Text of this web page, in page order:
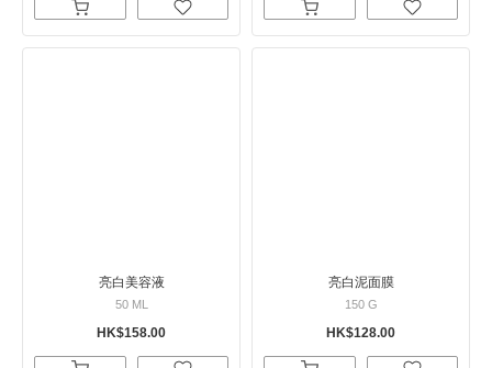
亮白美容液
50 ML
HK$158.00
亮白泥面膜
150 G
HK$128.00